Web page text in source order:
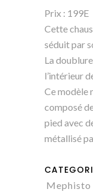
Prix : 199E
Cette
séduit par
La
l’intérieur
Ce modèle
composé
pied avec
métallisé
Mephisto